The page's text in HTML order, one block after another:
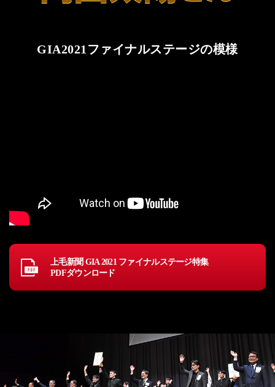
2014年（第2回）
GIA2021ファイナルステージの模様
上毛新聞 GIA 2021 ファイナルステージ特集
PDFダウンロード